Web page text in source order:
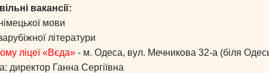
вакансії:
мови
літератури
ліцеї «Вєда» - м. Одеса, вул. Мечникова 32-а (біля
директор Ганна Сергіївна